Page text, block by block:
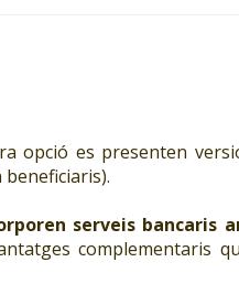
opció es presenten
serveis bancaris
complementaris